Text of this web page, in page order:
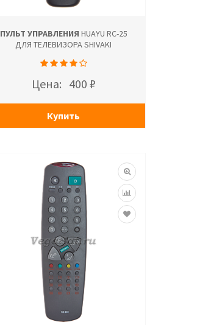
ПУЛЬТ УПРАВЛЕНИЯ HUAYU RC-25
ДЛЯ ТЕЛЕВИЗОРА SHIVAKI
Цена: 400 ₽
Купить